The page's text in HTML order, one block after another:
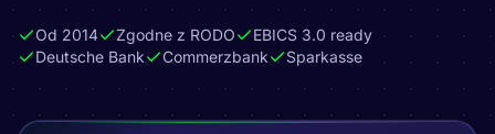
Od 2014 Zgodne z RODO
EBICS 3.0 ready
Deutsche Bank
Commerzbank Sparkasse